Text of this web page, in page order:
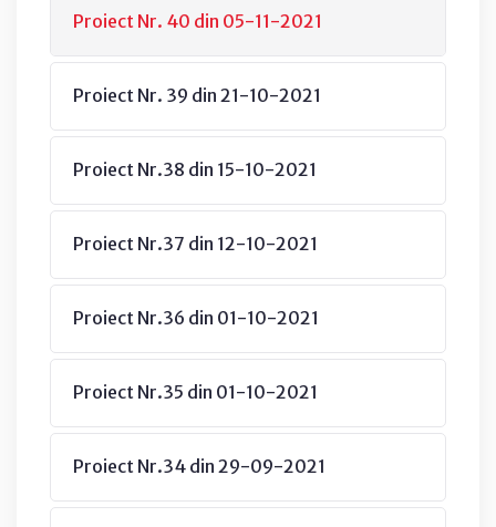
Proiect Nr. 40 din 05-11-2021
Proiect Nr. 39 din 21-10-2021
Proiect Nr.38 din 15-10-2021
Proiect Nr.37 din 12-10-2021
Proiect Nr.36 din 01-10-2021
Proiect Nr.35 din 01-10-2021
Proiect Nr.34 din 29-09-2021